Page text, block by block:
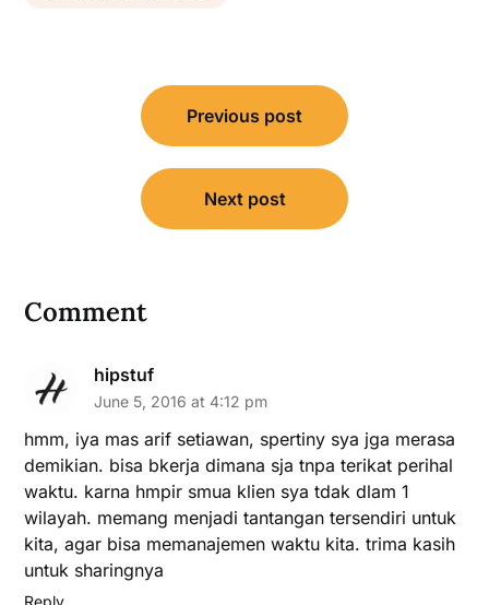
navigation
Previous post
Next post
Comment
hipstuf
June 5, 2016 at 4:12 pm
hmm, iya mas arif setiawan, spertiny sya jga merasa
demikian. bisa bkerja dimana sja tnpa terikat perihal
waktu. karna hmpir smua klien sya tdak dlam 1
wilayah. memang menjadi tantangan tersendiri untuk
kita, agar bisa memanajemen waktu kita. trima kasih
untuk sharingnya